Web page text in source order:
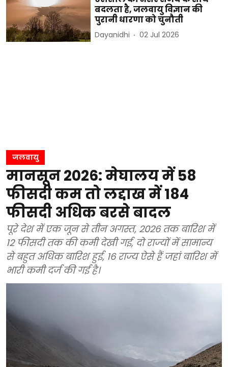
बदलता है, जलवायु विज्ञान की
पुरानी धारणा को चुनौती
Dayanidhi 02 Jul 2026
जलवायु
मानसून 2026: मेघालय में 58
फीसदी कम तो लद्दाख में 184
फीसदी अधिक बरसे बादल
पूरे देश में एक जून से तीन अगस्त, 2026 तक बारिश में
12 फीसदी तक की कमी देखी गई, दो राज्यों में सामान्य
से बहुत अधिक बारिश हुई, 16 राज्य ऐसे हैं जहां बारिश में
भारी कमी दर्ज की गई है।